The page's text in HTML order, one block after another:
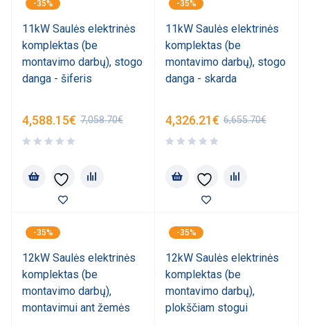
-35%
11kW Saulės elektrinės
komplektas (be
montavimo darbų), stogo
danga - šiferis
7,058.70€
4,588.15€
-35%
11kW Saulės elektrinės
komplektas (be
montavimo darbų), stogo
danga - skarda
6,655.70€
4,326.21€
-35%
12kW Saulės elektrinės
komplektas (be
montavimo darbų),
montavimui ant žemės
-35%
12kW Saulės elektrinės
komplektas (be
montavimo darbų),
plokščiam stogui